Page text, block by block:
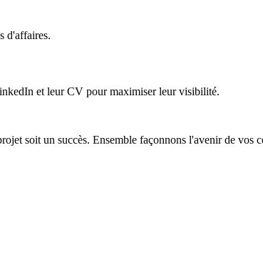
d'affaires.
et leur CV pour maximiser leur visibilité.
soit un succès. Ensemble façonnons l'avenir de vos